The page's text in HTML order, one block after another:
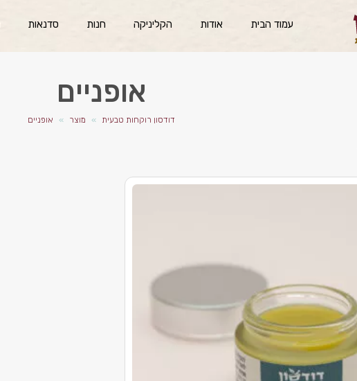
עמוד הבית אודות הקליניקה חנות סדנאות
אופניים
דודסון רוקחות טבעית » מוצר » אופניים